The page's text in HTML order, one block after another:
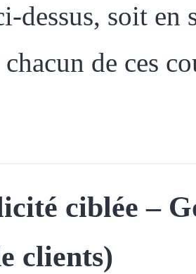
dessus, soit
de ces
ciblée –
clients)